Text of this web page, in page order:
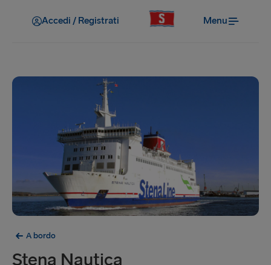
Accedi / Registrati Menu
A bordo
Stena Nautica